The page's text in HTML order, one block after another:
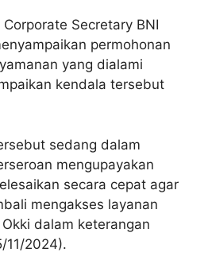
Secretary BNI
permohonan
yang dialami
kendala tersebut
sedang dalam
mengupayakan
secara cepat agar
mengakses layanan
dalam keterangan
11/2024).